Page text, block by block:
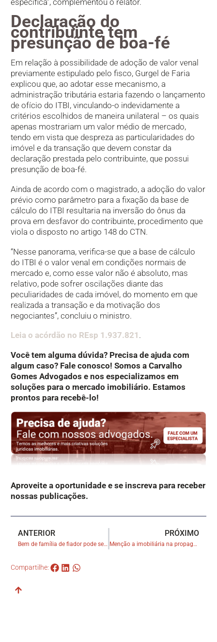
específica”, complementou o relator.
Declaração do
contribuinte tem
presunção de boa-fé
Em relação à possibilidade de adoção de valor venal
previamente estipulado pelo fisco, Gurgel de Faria
explicou que, ao adotar esse mecanismo, a
administração tributária estaria fazendo o lançamento
de ofício do ITBI, vinculando-o indevidamente a
critérios escolhidos de maneira unilateral – os quais
apenas mostrariam um valor médio de mercado,
tendo em vista que despreza as particularidades do
imóvel e da transação que devem constar da
declaração prestada pelo contribuinte, que possui
presunção de boa-fé.
Ainda de acordo com o magistrado, a adoção do valor
prévio como parâmetro para a fixação da base de
cálculo do ITBI resultaria na inversão do ônus da
prova em desfavor do contribuinte, procedimento que
viola o disposto no artigo 148 do CTN.
“Nesse panorama, verifica-se que a base de cálculo
do ITBI é o valor venal em condições normais de
mercado e, como esse valor não é absoluto, mas
relativo, pode sofrer oscilações diante das
peculiaridades de cada imóvel, do momento em que
realizada a transação e da motivação dos
negociantes”, concluiu o ministro.
Leia o acórdão no REsp 1.937.821 .
Você tem alguma dúvida? Precisa de ajuda com
algum caso? Fale conosco! Somos a Carvalho
Gomes Advogados e nos especializamos em
soluções para o mercado imobiliário. Estamos
prontos para recebê-lo!
Aproveite a oportunidade e se inscreva para receber
nossas publicações.
ANTERIOR
Bem de família de fiador pode ser penhorado para quitar dívida de aluguel comercial, decide STF
PRÓXIMO
Menção a imobiliária na propaganda de imóvel em construção não a torna responsável por atraso da obra
Compartilhe: